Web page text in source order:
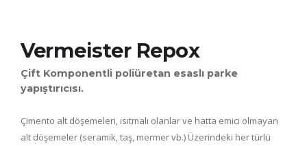
Vermeister Repox
Çift Komponentli poliüretan esaslı parke
yapıştırıcısı.
Çimento alt döşemeleri, ısıtmalı olanlar ve hatta emici olmayan
alt döşemeler (seramik, taş, mermer vb.) Üzerindeki her türlü